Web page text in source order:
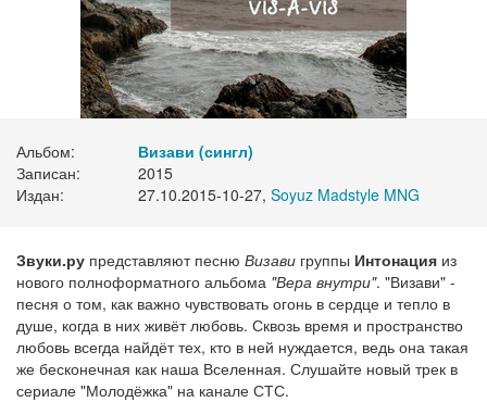
Альбом:
Визави (сингл)
Записан:
2015
Издан:
27.10.2015-10-27, Soyuz Madstyle MNG
Звуки.ру представляют песню Визави группы Интонация из
нового полноформатного альбома "Вера внутри". "Визави" -
песня о том, как важно чувствовать огонь в сердце и тепло в
душе, когда в них живёт любовь. Сквозь время и пространство
любовь всегда найдёт тех, кто в ней нуждается, ведь она такая
же бесконечная как наша Вселенная. Слушайте новый трек в
сериале "Молодёжка" на канале СТС.